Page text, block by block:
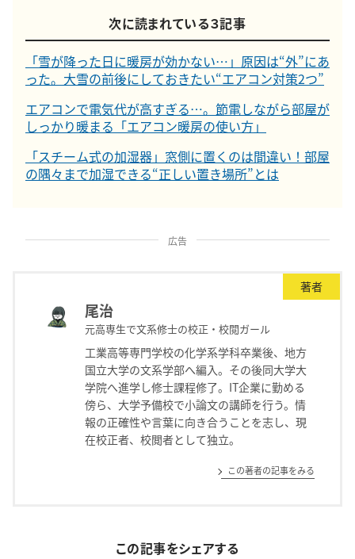
次に読まれている３記事
「雪が降った日に暖房が効かない…」原因は“外”にあ
った。大雪の前後にしておきたい“エアコン対策2つ”
エアコンで電気代が高すぎる…。節電しながら部屋が
しっかり暖まる「エアコン暖房の使い方」
「スチーム式の加湿器」窓側に置くのは間違い！部屋
の隅々まで加湿できる“正しい置き場所”とは
広告
著者
尾治
元高専生で文系修士の校正・校閲ガール
工業高等専門学校の化学系学科卒業後、地方
国立大学の文系学部へ編入。その後同大学大
学院へ進学し修士課程修了。IT企業に勤める
傍ら、大学予備校で小論文の講師を行う。情
報の正確性や言葉に向き合うことを志し、現
在校正者、校閲者として独立。
この著者の記事をみる
この記事をシェアする